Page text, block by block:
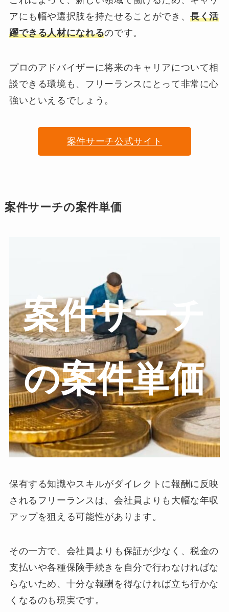
アにも幅や選択肢を持たせることができ、長く活
躍できる人材になれるのです。
プロのアドバイザーに将来のキャリアについて相
談できる環境も、フリーランスにとって非常に心
強いといえるでしょう。
案件サーチ公式サイト
案件サーチの案件単価
案件サーチ
の案件単価
保有する知識やスキルがダイレクトに報酬に反映
されるフリーランスは、会社員よりも大幅な年収
アップを狙える可能性があります。
その一方で、会社員よりも保証が少なく、税金の
支払いや各種保険手続きを自分で行わなければな
らないため、十分な報酬を得なければ立ち行かな
くなるのも現実です。